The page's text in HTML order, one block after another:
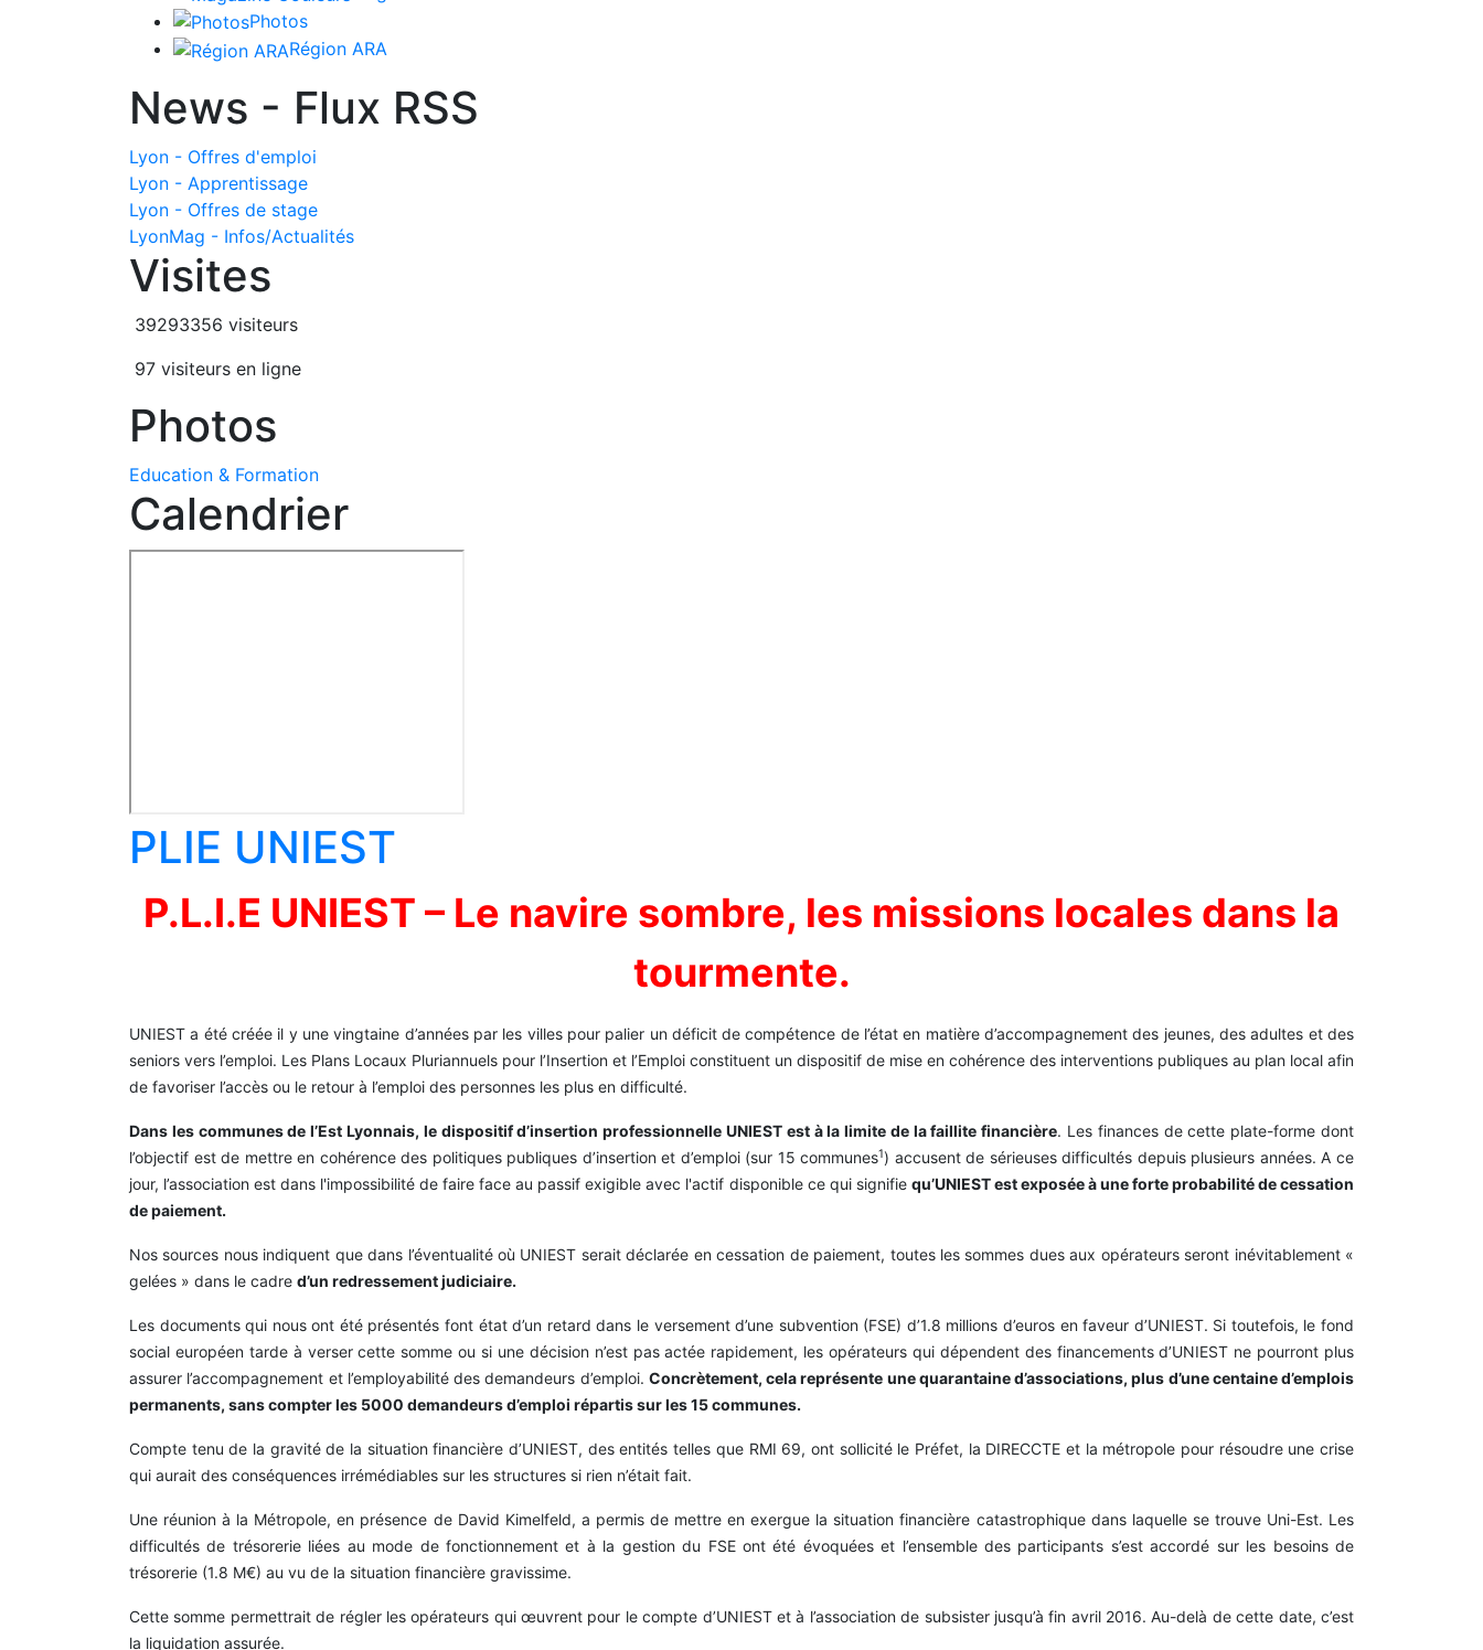
Photos
Région ARA
News - Flux RSS
Lyon - Offres d'emploi
Lyon - Apprentissage
Lyon - Offres de stage
LyonMag - Infos/Actualités
Visites
39293356 visiteurs
97 visiteurs en ligne
Photos
Education & Formation
Calendrier
PLIE UNIEST
P.L.I.E UNIEST – Le navire sombre, les missions locales dans la
tourmente.
UNIEST a été créée il y une vingtaine d’années par les villes pour palier un déficit de compétence de l’état en matière d’accompagnement des jeunes, des adultes et des
seniors vers l’emploi. Les Plans Locaux Pluriannuels pour l’Insertion et l’Emploi constituent un dispositif de mise en cohérence des interventions publiques au plan local afin
de favoriser l’accès ou le retour à l’emploi des personnes les plus en difficulté.
Dans les communes de l’Est Lyonnais, le dispositif d’insertion professionnelle UNIEST est à la limite de la faillite financière. Les finances de cette plate-forme dont
l’objectif est de mettre en cohérence des politiques publiques d’insertion et d’emploi (sur 15 communes1) accusent de sérieuses difficultés depuis plusieurs années. A ce
jour, l’association est dans l'impossibilité de faire face au passif exigible avec l'actif disponible ce qui signifie qu’UNIEST est exposée à une forte probabilité de cessation
de paiement.
Nos sources nous indiquent que dans l’éventualité où UNIEST serait déclarée en cessation de paiement, toutes les sommes dues aux opérateurs seront inévitablement «
gelées » dans le cadre d’un redressement judiciaire.
Les documents qui nous ont été présentés font état d’un retard dans le versement d’une subvention (FSE) d’1.8 millions d’euros en faveur d’UNIEST. Si toutefois, le fond
social européen tarde à verser cette somme ou si une décision n’est pas actée rapidement, les opérateurs qui dépendent des financements d’UNIEST ne pourront plus
assurer l’accompagnement et l’employabilité des demandeurs d’emploi. Concrètement, cela représente une quarantaine d’associations, plus d’une centaine d’emplois
permanents, sans compter les 5000 demandeurs d’emploi répartis sur les 15 communes.
Compte tenu de la gravité de la situation financière d’UNIEST, des entités telles que RMI 69, ont sollicité le Préfet, la DIRECCTE et la métropole pour résoudre une crise
qui aurait des conséquences irrémédiables sur les structures si rien n’était fait.
Une réunion à la Métropole, en présence de David Kimelfeld, a permis de mettre en exergue la situation financière catastrophique dans laquelle se trouve Uni-Est. Les
difficultés de trésorerie liées au mode de fonctionnement et à la gestion du FSE ont été évoquées et l’ensemble des participants s’est accordé sur les besoins de
trésorerie (1.8 M€) au vu de la situation financière gravissime.
Cette somme permettrait de régler les opérateurs qui œuvrent pour le compte d’UNIEST et à l’association de subsister jusqu’à fin avril 2016. Au-delà de cette date, c’est
la liquidation assurée.